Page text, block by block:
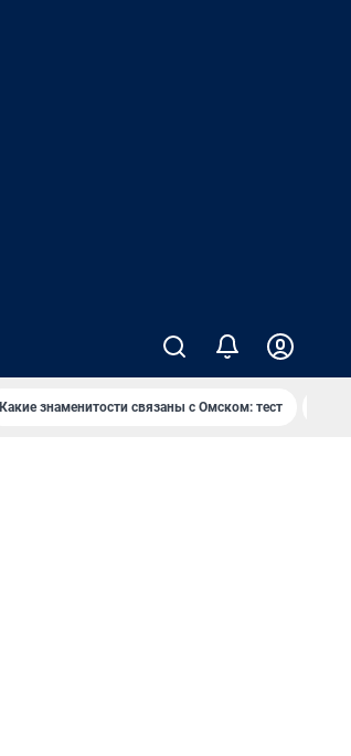
Какие знаменитости связаны с Омском: тест